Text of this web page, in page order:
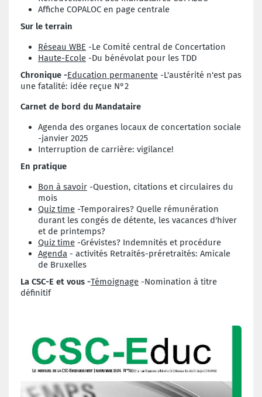
Affiche COPALOC en page centrale
Sur le terrain
Réseau WBE -Le Comité central de Concertation
Haute-Ecole -Du bénévolat pour les TDD
Chronique -Education permanente -L'austérité n'est pas
une fatalité: idée reçue N°2
Carnet de bord du Mandataire
Agenda des organes locaux de concertation sociale
-janvier 2025
Interruption de carrière: vigilance!
En pratique
Bon à savoir -Question, citations et circulaires du
mois
Quiz time -Temporaires? Quelle rémunération
durant les congés de détente, les vacances d'hiver
et de printemps?
Quiz time -Grévistes? Indemnités et procédure
Agenda - activités Retraités-préretraités: Amicale
de Bruxelles
La CSC-E et vous -Témoignage -Nomination à titre
définitif